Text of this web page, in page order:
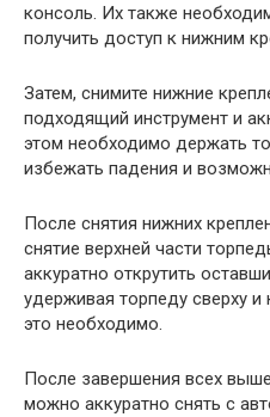
консоль. Их также
получить доступ к нижним
Затем, снимите нижние
подходящий инструмент и
этом необходимо держать
избежать падения и
После снятия нижних
снятие верхней части
аккуратно открутить
удерживая торпеду сверху
это необходимо.
После завершения всех
можно аккуратно снять с